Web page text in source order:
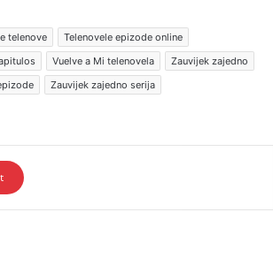
telenove
Telenovele epizode online
Vuelve a Mi telenovela
Zauvijek zajedno
Zauvijek zajedno serija